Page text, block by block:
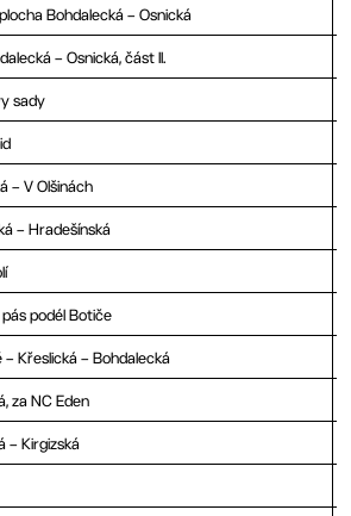
Bohdalecká – Osnická
– Osnická, část II.
sady
– V Olšinách
– Hradešínská
podél Botiče
– Křeslická – Bohdalecká
za NC Eden
– Kirgizská